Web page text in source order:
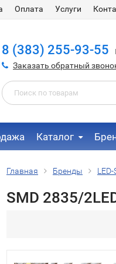
Оплата Услуги
8 (383) 255-93-55
Заказать обратный
Каталог
Главная Бренды LED-
SMD 2835/